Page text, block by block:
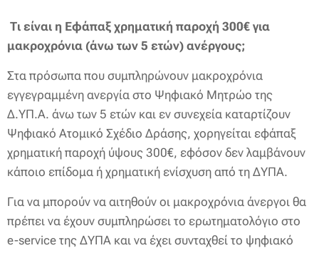
Τι είναι η Εφάπαξ χρηματική παροχή 300€ για
μακροχρόνια (άνω των 5 ετών) ανέργους;
Στα πρόσωπα που συμπληρώνουν μακροχρόνια
εγγεγραμμένη ανεργία στο Ψηφιακό Μητρώο της
Δ.ΥΠ.Α. άνω των 5 ετών και εν συνεχεία καταρτίζουν
Ψηφιακό Ατομικό Σχέδιο Δράσης, χορηγείται εφάπαξ
χρηματική παροχή ύψους 300€, εφόσον δεν λαμβάνουν
κάποιο επίδομα ή χρηματική ενίσχυση από τη ΔΥΠΑ.
Για να μπορούν να αιτηθούν οι μακροχρόνια άνεργοι θα
πρέπει να έχουν συμπληρώσει το ερωτηματολόγιο στο
e-service της ΔΥΠΑ και να έχει συνταχθεί το ψηφιακό